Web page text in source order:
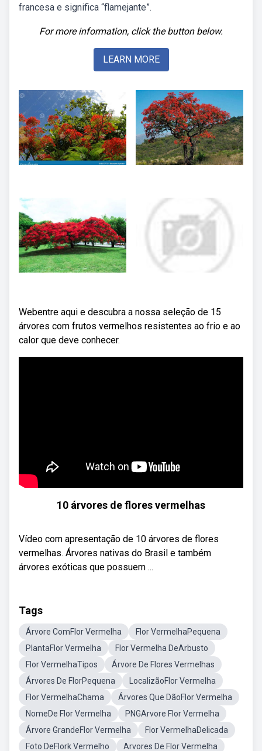
francesa e significa “flamejante”.
For more information, click the button below.
LEARN MORE
Webentre aqui e descubra a nossa seleção de 15
árvores com frutos vermelhos resistentes ao frio e ao
calor que deve conhecer.
10 árvores de flores vermelhas
Vídeo com apresentação de 10 árvores de flores
vermelhas. Árvores nativas do Brasil e também
árvores exóticas que possuem ...
Tags
Árvore ComFlor Vermelha
Flor VermelhaPequena
PlantaFlor Vermelha
Flor Vermelha DeArbusto
Flor VermelhaTipos
Árvore De Flores Vermelhas
Árvores De FlorPequena
LocalizãoFlor Vermelha
Flor VermelhaChama
Árvores Que DãoFlor Vermelha
NomeDe Flor Vermelha
PNGArvore Flor Vermelha
Árvore GrandeFlor Vermelha
Flor VermelhaDelicada
Foto DeFlork Vermelho
Arvores De Flor Vermelha